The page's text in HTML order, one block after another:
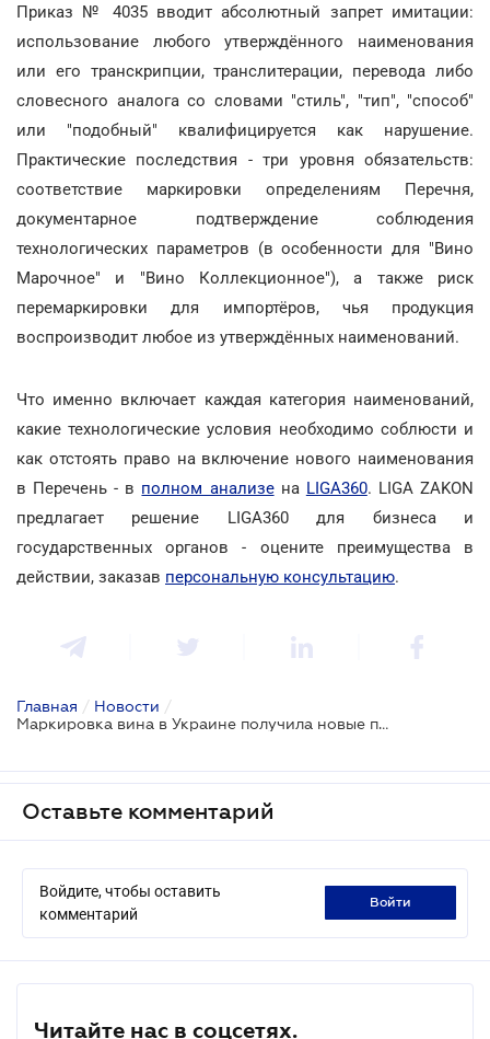
Приказ № 4035 вводит абсолютный запрет имитации:
использование любого утверждённого наименования
или его транскрипции, транслитерации, перевода либо
словесного аналога со словами "стиль", "тип", "способ"
или "подобный" квалифицируется как нарушение.
Практические последствия - три уровня обязательств:
соответствие маркировки определениям Перечня,
документарное подтверждение соблюдения
технологических параметров (в особенности для "Вино
Марочное" и "Вино Коллекционное"), а также риск
перемаркировки для импортёров, чья продукция
воспроизводит любое из утверждённых наименований.
Что именно включает каждая категория наименований,
какие технологические условия необходимо соблюсти и
как отстоять право на включение нового наименования
в Перечень - в полном анализена LIGA360. LIGA ZAKON
предлагает решение LIGA360 для бизнеса и
государственных органов - оцените преимущества в
действии, заказав персональную консультацию.
Главная / Новости /
Маркировка вина в Украине получила новые правила – что теперь можно писать на этикетке
Оставьте комментарий
Войдите, чтобы оставить
комментарий
войти
Читайте нас в соцсетях.